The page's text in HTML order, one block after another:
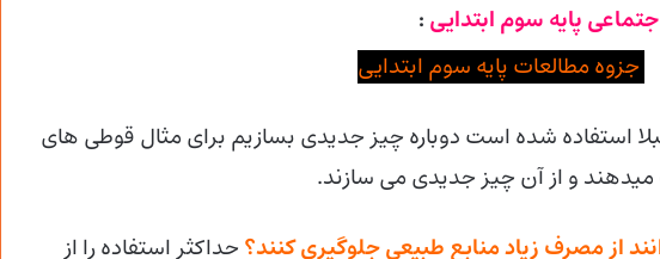
پایه سوم ابتدایی :
جزوه مطالعات پایه سوم ابتدایی
استفاده شده است دوباره چیز جدیدی بسازیم برای مثال قوطی های
میدهند و از آن چیز جدیدی می سازند.
حداکثر استفاده را از